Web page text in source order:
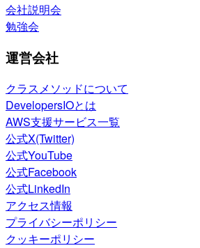
会社説明会
勉強会
運営会社
クラスメソッドについて
DevelopersIOとは
AWS支援サービス一覧
公式X(Twitter)
公式YouTube
公式Facebook
公式LinkedIn
アクセス情報
プライバシーポリシー
クッキーポリシー